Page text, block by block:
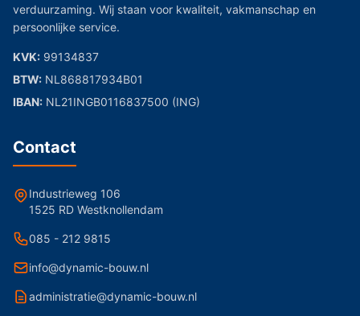
verduurzaming. Wij staan voor kwaliteit, vakmanschap en
persoonlijke service.
KVK: 99134837
BTW: NL868817934B01
IBAN: NL21INGB0116837500 (ING)
Contact
Industrieweg 106
1525 RD Westknollendam
085 - 212 9815
info@dynamic-bouw.nl
administratie@dynamic-bouw.nl